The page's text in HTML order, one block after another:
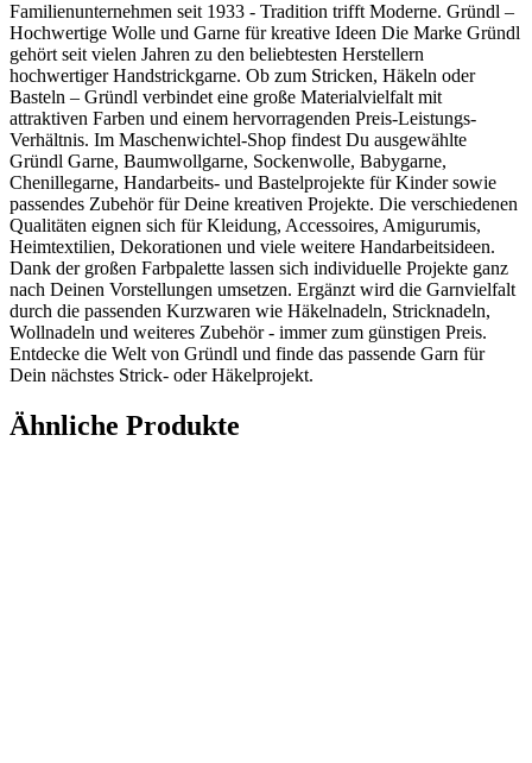
Familienunternehmen seit 1933 - Tradition trifft Moderne. Gründl –
Hochwertige Wolle und Garne für kreative Ideen Die Marke Gründl
gehört seit vielen Jahren zu den beliebtesten Herstellern
hochwertiger Handstrickgarne. Ob zum Stricken, Häkeln oder
Basteln – Gründl verbindet eine große Materialvielfalt mit
attraktiven Farben und einem hervorragenden Preis-Leistungs-
Verhältnis. Im Maschenwichtel-Shop findest Du ausgewählte
Gründl Garne, Baumwollgarne, Sockenwolle, Babygarne,
Chenillegarne, Handarbeits- und Bastelprojekte für Kinder sowie
passendes Zubehör für Deine kreativen Projekte. Die verschiedenen
Qualitäten eignen sich für Kleidung, Accessoires, Amigurumis,
Heimtextilien, Dekorationen und viele weitere Handarbeitsideen.
Dank der großen Farbpalette lassen sich individuelle Projekte ganz
nach Deinen Vorstellungen umsetzen. Ergänzt wird die Garnvielfalt
durch die passenden Kurzwaren wie Häkelnadeln, Stricknadeln,
Wollnadeln und weiteres Zubehör - immer zum günstigen Preis.
Entdecke die Welt von Gründl und finde das passende Garn für
Dein nächstes Strick- oder Häkelprojekt.
Ähnliche Produkte